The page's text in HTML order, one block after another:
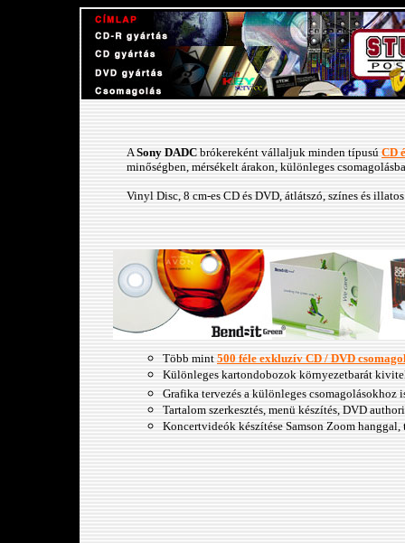
ASony DADC brókereként vállaljuk minden típusú CD
minőségben, mérsékelt árakon, különleges
Vinyl Disc, 8 cm-es CD és DVD, átlátszó, színes és
Több mint 500 féle exkluzív CD / DVD
Különleges kartondobozok környezetbarát
Grafika tervezés a különleges csomagolásokhoz
Tartalom szerkesztés, menü készítés, DVD
Koncertvideók készítése Samson Zoom hanggal,